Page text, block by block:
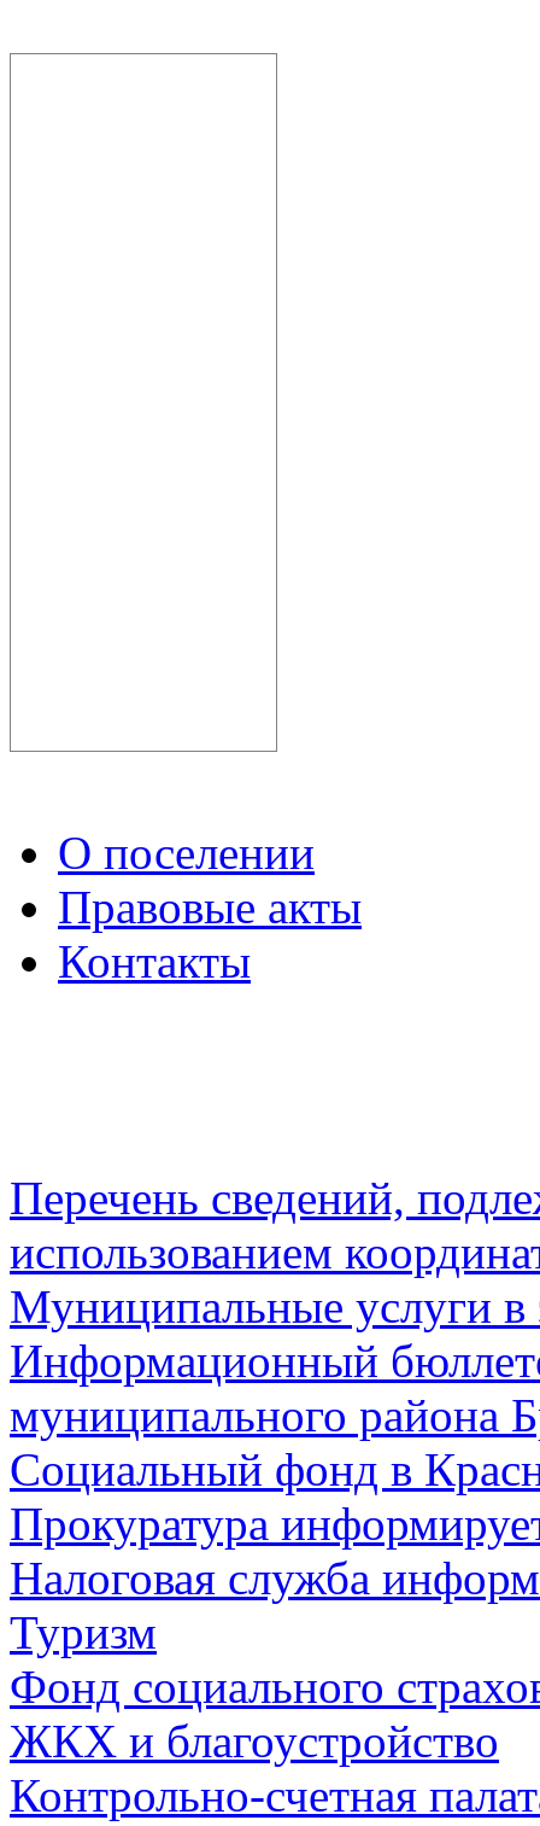
О поселении
Правовые акты
Контакты
Перечень сведений,
использованием
Муниципальные услуги в
Информационный
муниципального района
Социальный фонд в
Прокуратура
Налоговая служба
Туризм
Фонд социального
ЖКХ и благоустройство
Контрольно-счетная